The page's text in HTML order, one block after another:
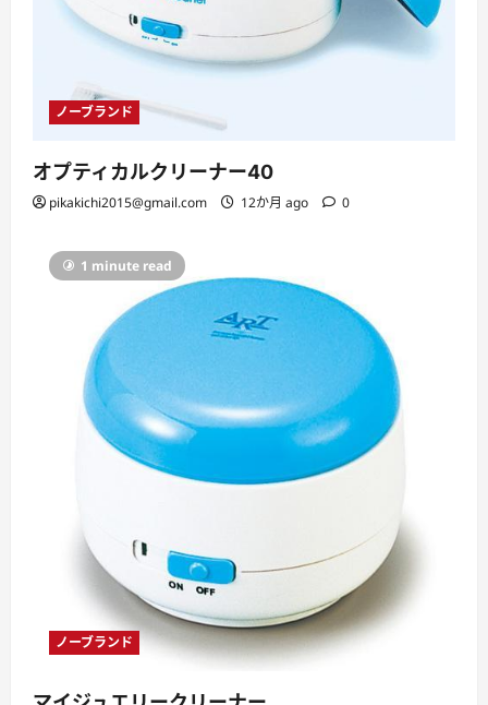
ノーブランド
オプティカルクリーナー40
pikakichi2015@gmail.com 12か月 ago 0
1 minute read
ノーブランド